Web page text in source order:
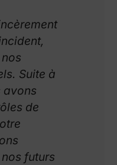
Suite à
avons
de
futurs